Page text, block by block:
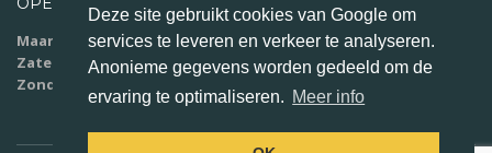
Maandag - vrijdag: 9u00 - 18u00
Zaterdag:10u00 - 16u00
Zondag:
Deze site gebruikt cookies van Google om
services te leveren en verkeer te analyseren.
Anonieme gegevens worden gedeeld om de
ervaring te optimaliseren. Meer info